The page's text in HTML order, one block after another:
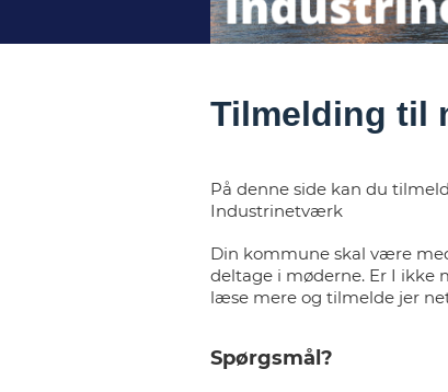
Tilmelding til
På denne side kan du
Industrinetværk
Din kommune skal være
deltage i møderne. Er I
læse mere og tilmelde jer
Spørgsmål?